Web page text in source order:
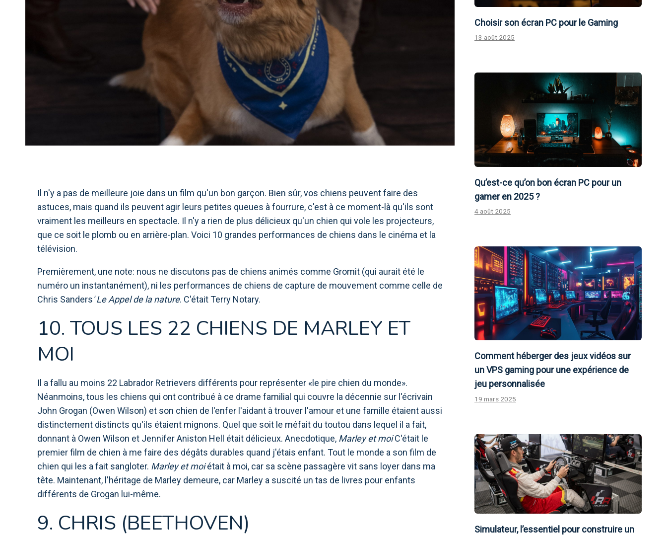
Il n'y a pas de meilleure joie dans un film qu'un bon garçon. Bien sûr, vos chiens peuvent faire des
astuces, mais quand ils peuvent agir leurs petites queues à fourrure, c'est à ce moment-là qu'ils sont
vraiment les meilleurs en spectacle. Il n'y a rien de plus délicieux qu'un chien qui vole les projecteurs,
que ce soit le plomb ou en arrière-plan. Voici 10 grandes performances de chiens dans le cinéma et la
télévision.
Premièrement, une note: nous ne discutons pas de chiens animés comme Gromit (qui aurait été le
numéro un instantanément), ni les performances de chiens de capture de mouvement comme celle de
Chris Sanders' Le Appel de la nature. C'était Terry Notary.
10. TOUS LES 22 CHIENS DE MARLEY ET
MOI
Il a fallu au moins 22 Labrador Retrievers différents pour représenter «le pire chien du monde».
Néanmoins, tous les chiens qui ont contribué à ce drame familial qui couvre la décennie sur l'écrivain
John Grogan (Owen Wilson) et son chien de l'enfer l'aidant à trouver l'amour et une famille étaient aussi
distinctement distincts qu'ils étaient mignons. Quel que soit le méfait du toutou dans lequel il a fait,
donnant à Owen Wilson et Jennifer Aniston Hell était délicieux. Anecdotique, Marley et moiC'était le
premier film de chien à me faire des dégâts durables quand j'étais enfant. Tout le monde a son film de
chien qui les a fait sangloter. Marley et moiétait à moi, car sa scène passagère vit sans loyer dans ma
tête. Maintenant, l'héritage de Marley demeure, car Marley a suscité un tas de livres pour enfants
différents de Grogan lui-même.
9. CHRIS (BEETHOVEN)
Choisir son écran PC pour le Gaming
13 août 2025
Qu’est-ce qu’on bon écran PC pour un
gamer en 2025 ?
4 août 2025
Comment héberger des jeux vidéos sur
un VPS gaming pour une expérience de
jeu personnalisée
19 mars 2025
Simulateur, l’essentiel pour construire un